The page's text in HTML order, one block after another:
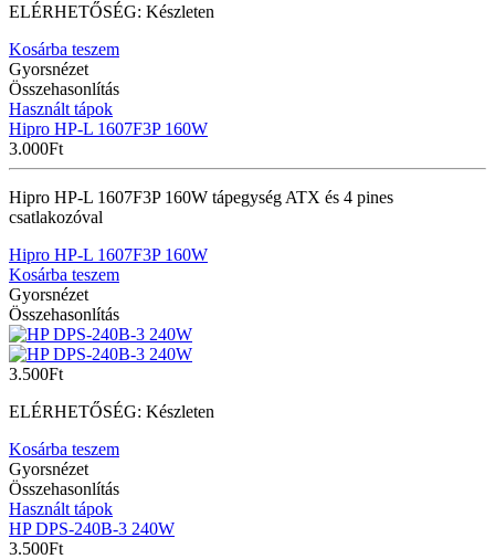
ELÉRHETŐSÉG: Készleten
Kosárba teszem
Gyorsnézet
Összehasonlítás
Használt tápok
Hipro HP-L 1607F3P 160W
3.000Ft
Hipro HP-L 1607F3P 160W tápegység ATX és 4 pines
csatlakozóval
Hipro HP-L 1607F3P 160W
Kosárba teszem
Gyorsnézet
Összehasonlítás
3.500Ft
ELÉRHETŐSÉG: Készleten
Kosárba teszem
Gyorsnézet
Összehasonlítás
Használt tápok
HP DPS-240B-3 240W
3.500Ft